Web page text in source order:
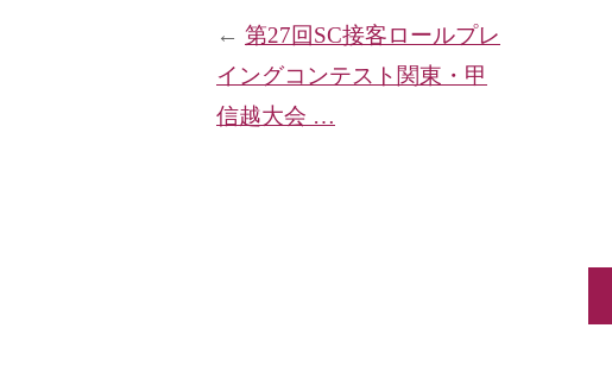
← 第27回SC接客ロールプレ
イングコンテスト関東・甲
信越大会 …